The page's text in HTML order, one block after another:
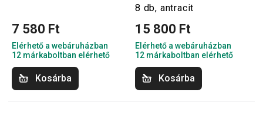
7 580 Ft
Elérhető a webáruházban
12 márkaboltban elérhető
Kosárba
8 db, antracit
15 800 Ft
Elérhető a webáruházban
12 márkaboltban elérhető
Kosárba